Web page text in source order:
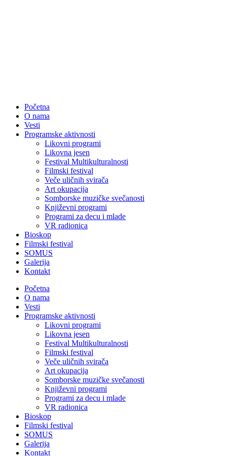
Početna
O nama
Vesti
Programske aktivnosti
Likovni programi
Likovna jesen
Festival Multikulturalnosti
Filmski festival
Veče uličnih svirača
Art okupacija
Somborske muzičke svečanosti
Književni programi
Programi za decu i mlade
VR radionica
Bioskop
Filmski festival
SOMUS
Galerija
Kontakt
Početna
O nama
Vesti
Programske aktivnosti
Likovni programi
Likovna jesen
Festival Multikulturalnosti
Filmski festival
Veče uličnih svirača
Art okupacija
Somborske muzičke svečanosti
Književni programi
Programi za decu i mlade
VR radionica
Bioskop
Filmski festival
SOMUS
Galerija
Kontakt